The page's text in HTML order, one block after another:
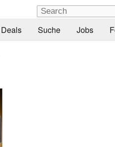
Deals Suche Jobs